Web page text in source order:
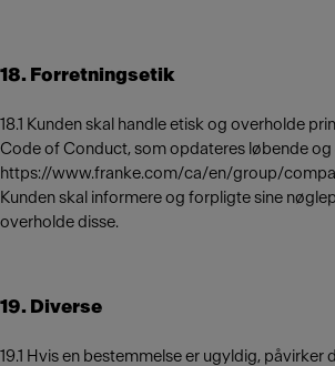
18. Forretningsetik
18.1 Kunden skal handle etisk og overholde
Code of Conduct, som opdateres løbende
https://www.franke.com/ca/en/group/
Kunden skal informere og forpligte sine
overholde disse.
19. Diverse
19.1 Hvis en bestemmelse er ugyldig, påvirker